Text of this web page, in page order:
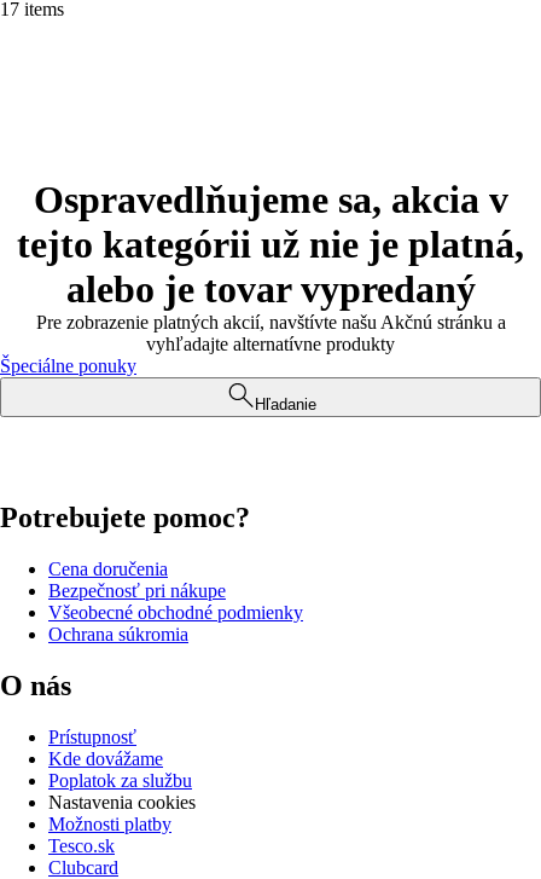
17 items
Ospravedlňujeme sa, akcia v
tejto kategórii už nie je platná,
alebo je tovar vypredaný
Pre zobrazenie platných akcií, navštívte našu Akčnú stránku a
vyhľadajte alternatívne produkty
Špeciálne ponuky
Hľadanie
Potrebujete pomoc?
Cena doručenia
Bezpečnosť pri nákupe
Všeobecné obchodné podmienky
Ochrana súkromia
O nás
Prístupnosť
Kde dovážame
Poplatok za službu
Nastavenia cookies
Možnosti platby
Tesco.sk
Clubcard